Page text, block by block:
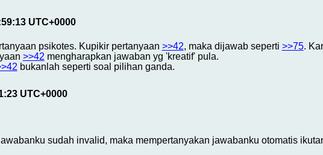
UTC+0000
psikotes. Kupikir pertanyaan >>42, maka dijawab seperti >>75.
>>42 mengharapkan jawaban yg 'kreatif' pula.
bukanlah seperti soal pilihan ganda.
UTC+0000
sudah invalid, maka mempertanyakan jawabanku otomatis